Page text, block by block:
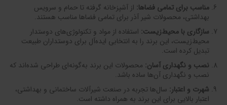
مناسب برای تمامی فضاها: از آشپزخانه گرفته تا حمام و سرویس
بهداشتی، محصولات شیر آذر برای تمامی فضاها مناسب هستند.
سازگاری با محیط‌زیست: استفاده از مواد و تکنولوژی‌های دوستدار
محیط‌زیست، این برند را به انتخابی ایده‌آل برای دوستداران طبیعت
تبدیل کرده است.
نصب و نگهداری آسان: محصولات این برند به‌گونه‌ای طراحی شده‌اند که
نصب و نگهداری آن‌ها ساده باشد.
شهرت و اعتبار: سال‌ها تجربه در صنعت شیرآلات ساختمانی و بهداشتی،
اعتبار بالایی برای این برند به همراه داشته است.